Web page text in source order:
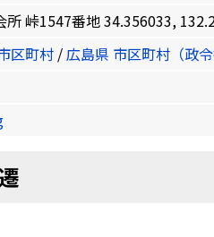
所 峠1547番地 34.356033,
区町村 /広島県 市区町村（政令